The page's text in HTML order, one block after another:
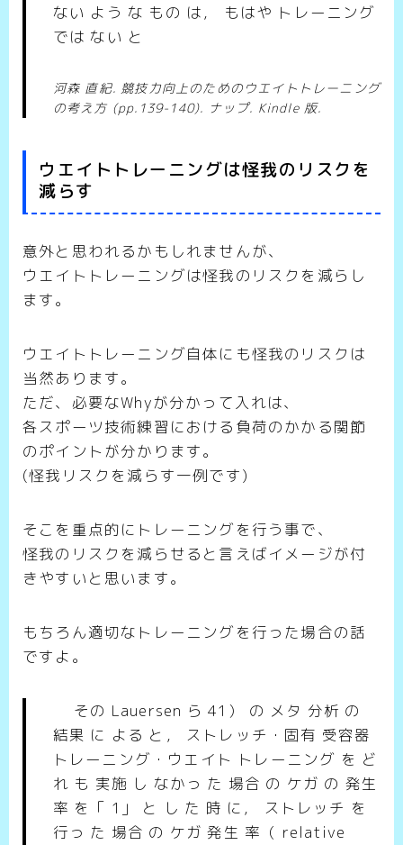
ない よう な もの は， もはや トレーニング
では ない と
河森 直紀. 競技力向上のためのウエイトトレーニング
の考え方 (pp.139-140). ナップ. Kindle 版.
ウエイトトレーニングは怪我のリスクを
減らす
意外と思われるかもしれませんが、
ウエイトトレーニングは怪我のリスクを減らし
ます。
ウエイトトレーニング自体にも怪我のリスクは
当然あります。
ただ、必要なWhyが分かって入れは、
各スポーツ技術練習における負荷のかかる関節
のポイントが分かります。
(怪我リスクを減らす一例です)
そこを重点的にトレーニングを行う事で、
怪我のリスクを減らせると言えばイメージが付
きやすいと思います。
もちろん適切なトレーニングを行った場合の話
ですよ。
その Lauersen ら 41） の メタ 分析 の
結果 に よる と， ストレッチ・固有 受容器
トレーニング・ウエイト トレーニング を ど
れ も 実施 し なかっ た 場合 の ケガ の 発生
率 を「 1」 と し た 時 に， ストレッチ を
行っ た 場合 の ケガ 発生 率（ relative